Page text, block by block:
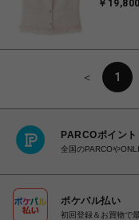
￥19,800
＜ 1
PARCOポイント
全国のPARCOや
ポケパル払い
初回登録＆お買物で